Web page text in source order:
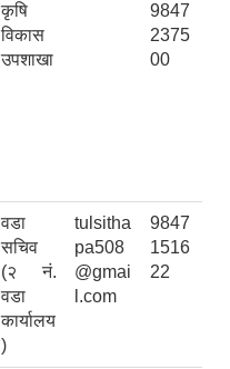
कृषि
विकास
उपशाखा
9847
2375
00
वडा
सचिव
(२ नं.
वडा
कार्यालय
)
tulsitha
pa508
@gmai
l.com
9847
1516
22